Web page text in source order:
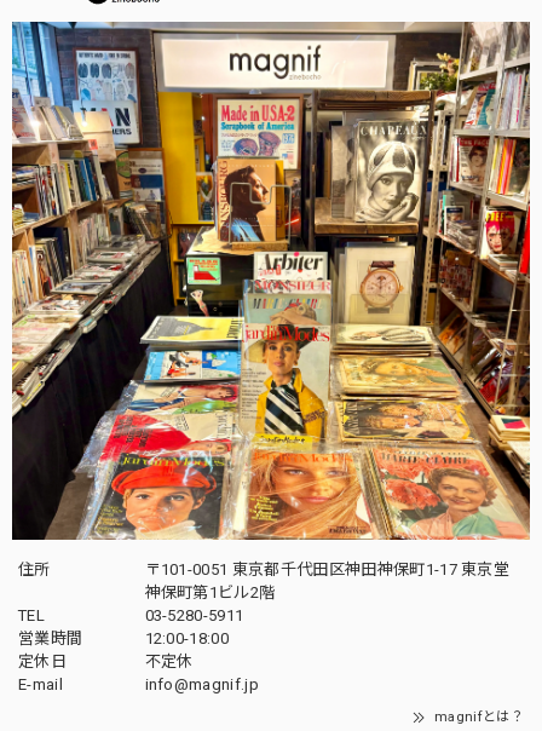
住所
〒101-0051 東京都千代田区神田神保町1-17 東京堂
神保町第1ビル2階
TEL
03-5280-5911
営業時間
12:00-18:00
定休日
不定休
E-mail
info@magnif.jp
magnifとは？